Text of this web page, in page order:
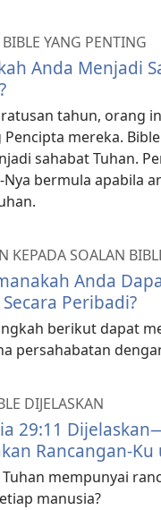
YANG PENTING
Anda Menjadi
ratusan tahun, orang
mereka.
sahabat Tuhan.
bermula apabila
KEPADA SOALAN
Anda
Peribadi?
berikut dapat
persahabatan
DIJELASKAN
29:11
Rancangan-
Tuhan mempunyai
manusia?